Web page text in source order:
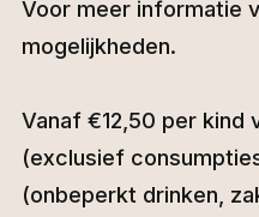
Voor meer informatie
mogelijkheden.
Vanaf €12,50 per kind
(exclusief
(onbeperkt drinken,